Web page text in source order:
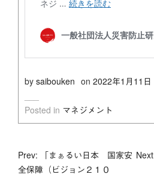
by saibouken on 2022年1月11日
Posted in マネジメント
投
Prev: 「まぁるい日本 国家安
全保障（ビジョン２１０